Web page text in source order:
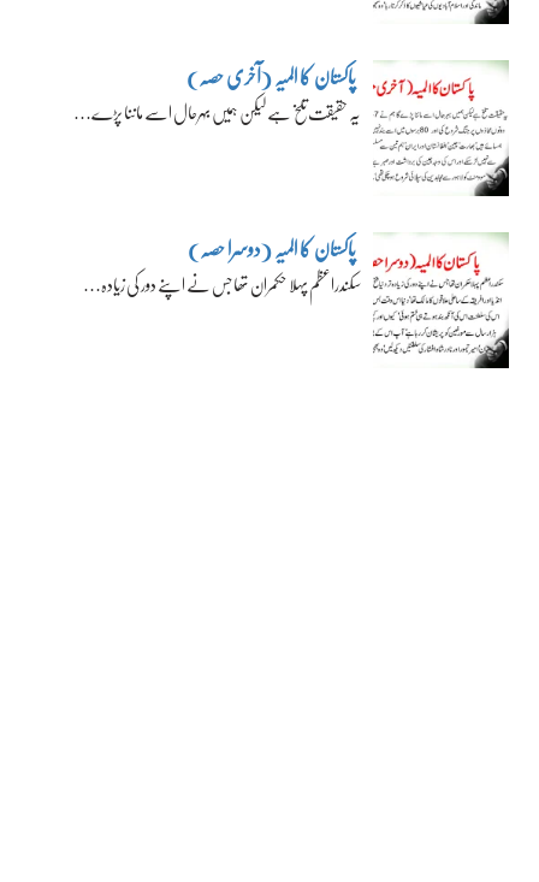
پاکستان کا المیہ (آخری حصہ)
یہ حقیقت تلخ ہے لیکن ہمیں بہرحال اسے ماننا پڑے…
پاکستان کا المیہ (دوسرا حصہ)
سکندراعظم پہلا حکمران تھا جس نے اپنے دور کی زیادہ…